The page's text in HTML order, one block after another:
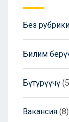
Без
Билим
Бүтүрүүчү
Вакансия (8)